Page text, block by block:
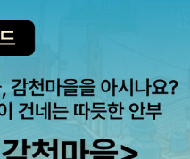
봐줄수 없어요. 아무래도 책
지, 주인공 친구가 나라고 읽
년 (17권) 루이스 쌔커의 책
이야기가 감동적이랍니다.
미있게 읽어서 이번엔 오디오
용을 아는상태에서 오디오북만
가족이 참여하는 줄 알았는데,
좀 부담이 되지만,최대한 우리
가보렵니다. 그동안 도서관에
고... 현재 늘푸른 도서관 소장
스 브라운의 삶을 꿈꾸며....
좋아한 덕에, 책도 쌓이고 먼